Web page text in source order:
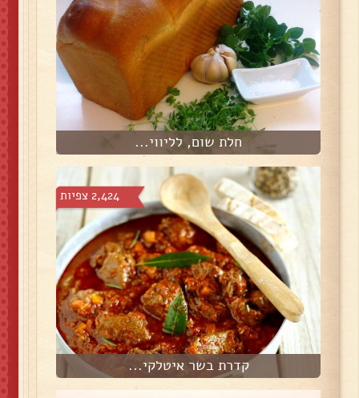
חלת שום, לליווי...
2,424 צפיות
קדרת בשר איטלקי...